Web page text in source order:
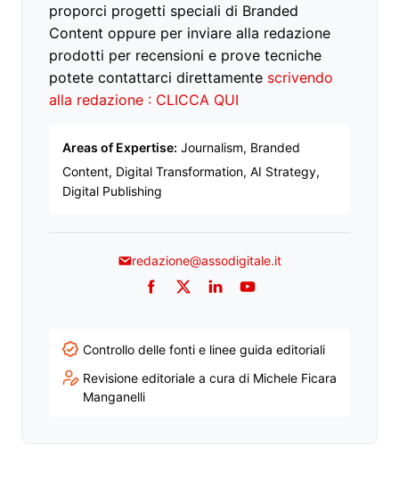
proporci progetti speciali di Branded
Content oppure per inviare alla redazione
prodotti per recensioni e prove tecniche
potete contattarci direttamente scrivendo
alla redazione : CLICCA QUI
Areas of Expertise: Journalism, Branded
Content, Digital Transformation, AI Strategy,
Digital Publishing
redazione@assodigitale.it
Facebook
TwitterLinkedInYouTube
Controllo delle fonti e linee guida editoriali
Revisione editoriale a cura di Michele Ficara
Manganelli